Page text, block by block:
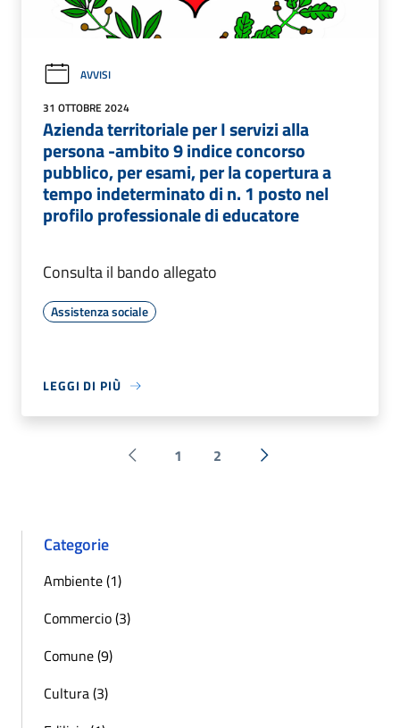
AVVISI
31 OTTOBRE 2024
Azienda territoriale per I servizi alla
persona -ambito 9 indice concorso
pubblico, per esami, per la copertura a
tempo indeterminato di n. 1 posto nel
profilo professionale di educatore
Consulta il bando allegato
Assistenza sociale
LEGGI DI PIÙ
Pagina precedente
1 2 Successiva »
Categorie
Ambiente (1)
Commercio (3)
Comune (9)
Cultura (3)